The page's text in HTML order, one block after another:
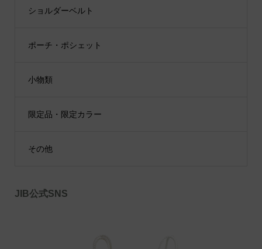
ショルダーベルト
ポーチ・ポシェット
小物類
限定品・限定カラー
その他
JIB公式SNS